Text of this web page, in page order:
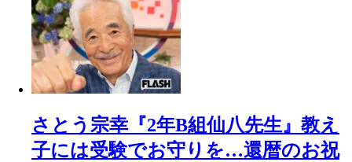
さとう宗幸『2年B組仙八先生』教え
子には受験でお守りを…還暦のお祝